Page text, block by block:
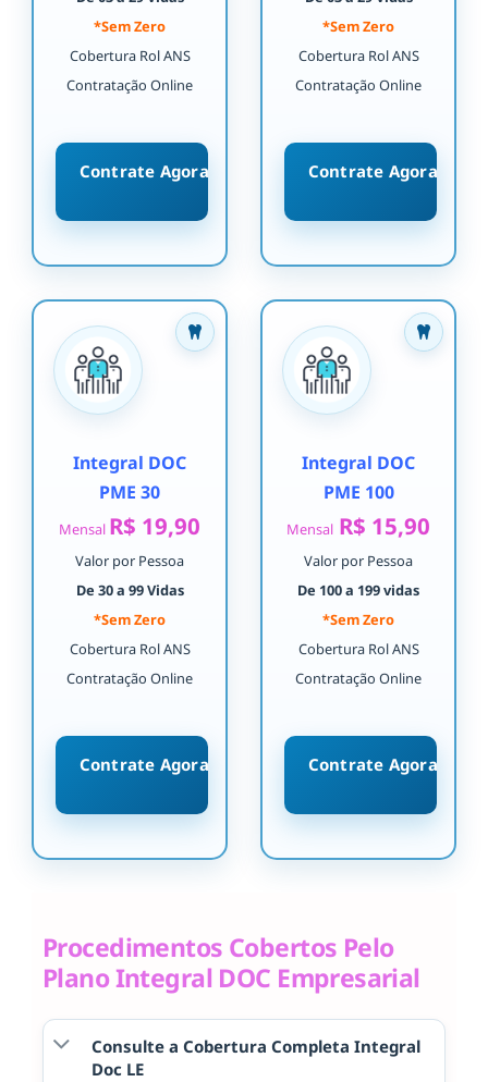
*Sem Zero
Cobertura Rol ANS
Contratação Online
Contrate Agora
*Sem Zero
Cobertura Rol ANS
Contratação Online
Contrate Agora
Integral DOC
PME 30
Mensal R$ 19,90
Valor por Pessoa
De 30 a 99 Vidas
*Sem Zero
Cobertura Rol ANS
Contratação Online
Contrate Agora
Integral DOC
PME 100
Mensal R$ 15,90
Valor por Pessoa
De 100 a 199 vidas
*Sem Zero
Cobertura Rol ANS
Contratação Online
Contrate Agora
Procedimentos Cobertos Pelo
Plano Integral DOC Empresarial
Consulte a Cobertura Completa Integral
Doc LE